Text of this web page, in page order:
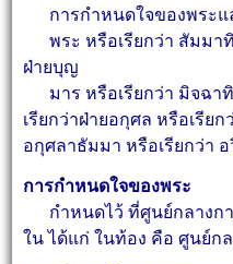
การกำหนดใจของพระแ
พระ หรือเรียกว่า สัมมา
ฝ่ายบุญ
มาร หรือเรียกว่า มิจฉา
เรียกว่าฝ่ายอกุศล หรือเรียก
อกุศลาธัมมา หรือเรียกว่า
การกำหนดใจของพระ
กำหนดไว้ ที่ศูนย์กลางก
ใน ได้แก่ ในท้อง คือ ศูนย์ก